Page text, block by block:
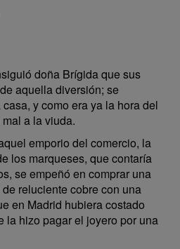
doña Brígida que sus
aquella diversión; se
y como era ya la hora del
a la viuda.
emporio del comercio, la
los marqueses, que contaría
se empeñó en comprar una
reluciente cobre con una
en Madrid hubiera costado
la hizo pagar el joyero por una